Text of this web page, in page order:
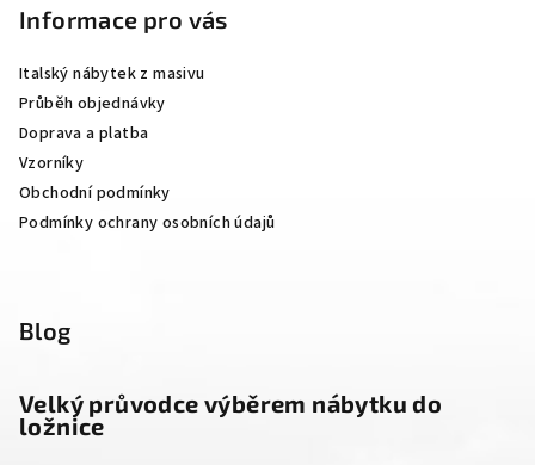
Informace pro vás
Italský nábytek z masivu
Průběh objednávky
Doprava a platba
Vzorníky
Obchodní podmínky
Podmínky ochrany osobních údajů
Blog
Velký průvodce výběrem nábytku do
ložnice